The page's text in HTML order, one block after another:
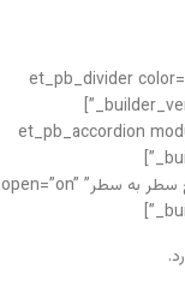
[/
_builder_version=”3.12.1″ max_width=”100px” locked=”off”]
[/
_builder_version=”4.6.1″ _module_preset=”default”]
[et_pb_accordion_item title=”توضیح در باره شرح سطر به سطر” open=”on”